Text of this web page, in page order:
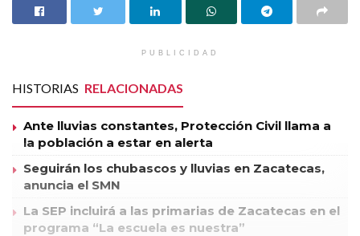
PUBLICIDAD
HISTORIAS RELACIONADAS
Ante lluvias constantes, Protección Civil llama a
la población a estar en alerta
Seguirán los chubascos y lluvias en Zacatecas,
anuncia el SMN
La SEP incluirá a las primarias de Zacatecas en el
programa “La escuela es nuestra”